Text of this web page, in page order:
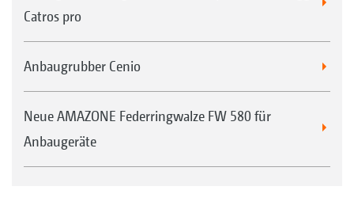
Catros pro
Anbaugrubber Cenio
Neue AMAZONE Federringwalze FW 580 für
Anbaugeräte